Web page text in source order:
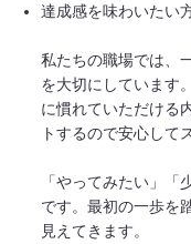
達成感を味わいたい
私たちの職場では、
を大切にしています
に慣れていただける
トするので安心して
「やってみたい」
です。最初の一歩を
見えてきます。